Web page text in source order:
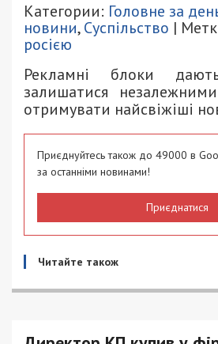
Категории: Головне за
новини,Суспільство |
росією
Рекламні блоки
залишатися
отримувати найсвіжіші
Приєднуйтесь також до 49000 в
за останніми новинами!
Приєднатися
Читайте також